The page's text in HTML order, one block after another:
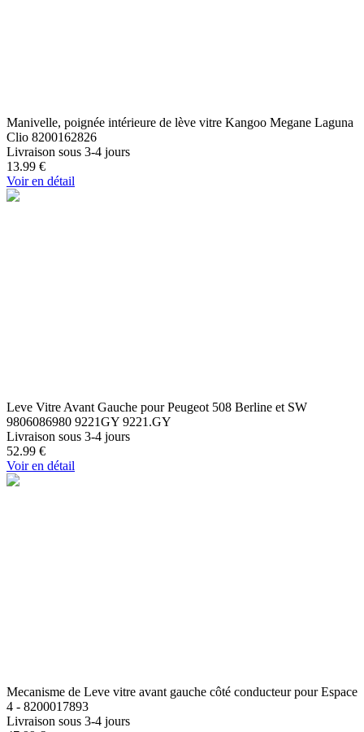
Manivelle, poignée intérieure de lève vitre Kangoo Megane Laguna
Clio 8200162826
Livraison sous 3-4 jours
13.99 €
Voir en détail
Leve Vitre Avant Gauche pour Peugeot 508 Berline et SW
9806086980 9221GY 9221.GY
Livraison sous 3-4 jours
52.99 €
Voir en détail
Mecanisme de Leve vitre avant gauche côté conducteur pour Espace
4 - 8200017893
Livraison sous 3-4 jours